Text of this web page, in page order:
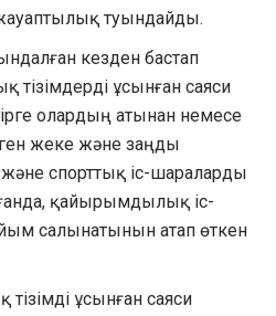
туындайды.
кезден бастап
тізімдерді ұсынған саяси
олардың атынан немесе
жеке және заңды
спорттық іс-шараларды
қайырымдылық іс-
салынатынын атап өткен
ұсынған саяси